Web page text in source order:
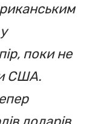
поки не
США.